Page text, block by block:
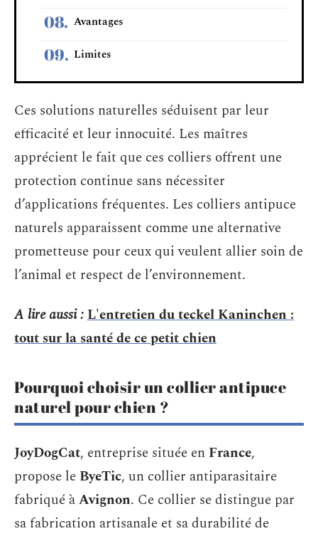
Avantages
Limites
Ces solutions naturelles séduisent par leur
efficacité et leur innocuité. Les maîtres
apprécient le fait que ces colliers offrent une
protection continue sans nécessiter
d’applications fréquentes. Les colliers antipuce
naturels apparaissent comme une alternative
prometteuse pour ceux qui veulent allier soin de
l’animal et respect de l’environnement.
A lire aussi :L'entretien du teckel Kaninchen :
tout sur la santé de ce petit chien
Pourquoi choisir un collier antipuce
naturel pour chien ?
JoyDogCat, entreprise située en France,
propose le ByeTic, un collier antiparasitaire
fabriqué àAvignon. Ce collier se distingue par
sa fabrication artisanale et sa durabilité de